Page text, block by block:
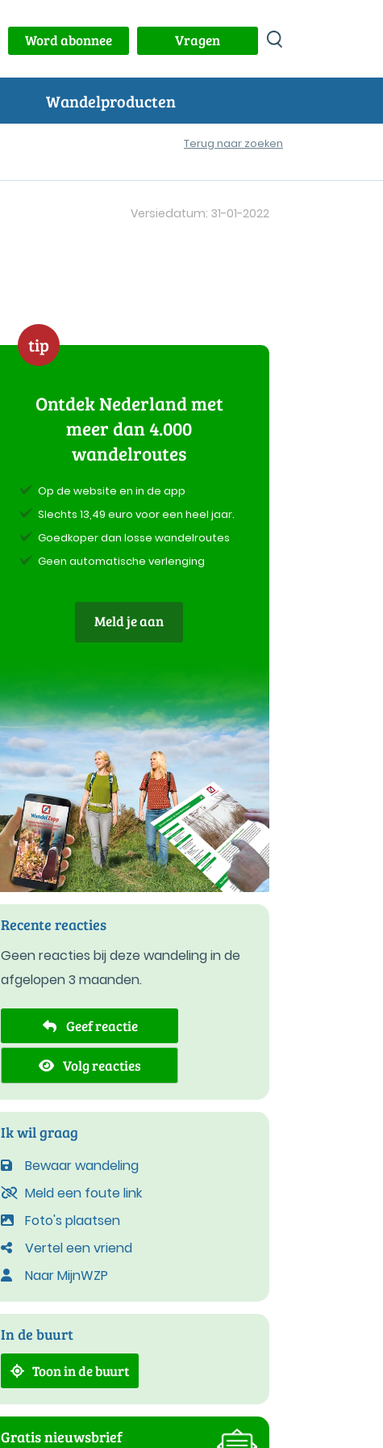
Word abonnee Vragen
Wandelproducten
Terug naar zoeken
Versiedatum: 31-01-2022
tip
Ontdek Nederland met
meer dan 4.000
wandelroutes
Op de website en in de app
Slechts 13,49 euro voor een heel jaar.
Goedkoper dan losse wandelroutes
Geen automatische verlenging
Meld je aan
Recente reacties
Geen reacties bij deze wandeling in de
afgelopen 3 maanden.
Geef reactie
Volg reacties
Ik wil graag
Bewaar wandeling
Meld een foute link
Foto's plaatsen
Vertel een vriend
Naar MijnWZP
In de buurt
Toon in de buurt
Gratis nieuwsbrief